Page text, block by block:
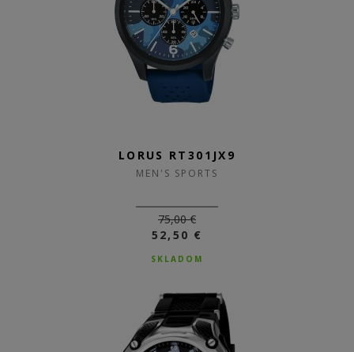
LORUS RT301JX9
MEN'S SPORTS
75,00 €
52,50 €
SKLADOM